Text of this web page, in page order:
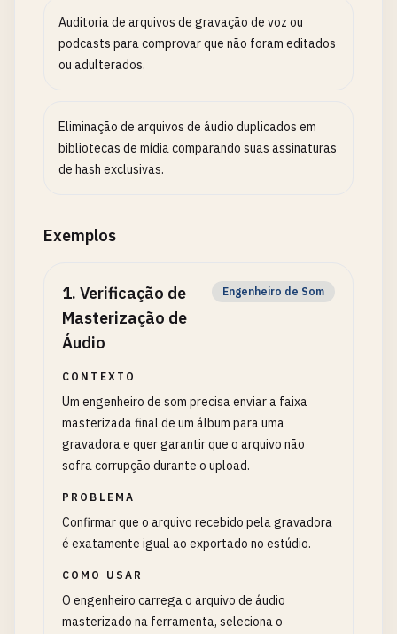
Auditoria de arquivos de gravação de voz ou
podcasts para comprovar que não foram editados
ou adulterados.
Eliminação de arquivos de áudio duplicados em
bibliotecas de mídia comparando suas assinaturas
de hash exclusivas.
Exemplos
1. Verificação de
Masterização de
Áudio
Engenheiro de Som
CONTEXTO
Um engenheiro de som precisa enviar a faixa
masterizada final de um álbum para uma
gravadora e quer garantir que o arquivo não
sofra corrupção durante o upload.
PROBLEMA
Confirmar que o arquivo recebido pela gravadora
é exatamente igual ao exportado no estúdio.
COMO USAR
O engenheiro carrega o arquivo de áudio
masterizado na ferramenta, seleciona o